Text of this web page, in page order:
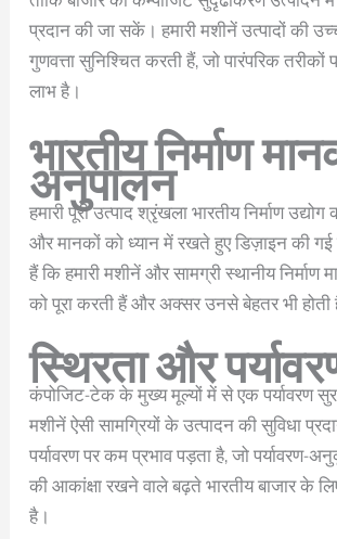
प्रदान की जा सकें। हमारी मशीनें उत्पादों की
गुणवत्ता सुनिश्चित करती हैं, जो पारंपरिक तरीकों
लाभ है।
भारतीय निर्माण
अनुपालन
हमारी पूरी उत्पाद श्रृंखला भारतीय निर्माण
और मानकों को ध्यान में रखते हुए डिज़ाइन की
हैं कि हमारी मशीनें और सामग्री स्थानीय निर्माण
को पूरा करती हैं और अक्सर उनसे बेहतर भी होती
स्थिरता और
कंपोजिट-टेक के मुख्य मूल्यों में से एक पर्यावरण
मशीनें ऐसी सामग्रियों के उत्पादन की सुविधा
पर्यावरण पर कम प्रभाव पड़ता है, जो पर्यावरण-
की आकांक्षा रखने वाले बढ़ते भारतीय बाजार के
है।